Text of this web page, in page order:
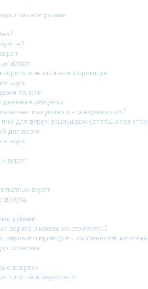
своими руками
ворот
и не остаться в просадке
ворот
панели
решение для дачи
или доверить специалистам?
для ворот: разрушаем устоявшиеся
для ворот
ворот
ворот
ворот
ворота
руками
ворота и какова их стоимость?
варианты приводов и особенности монтажа
вопросы
и недостатки